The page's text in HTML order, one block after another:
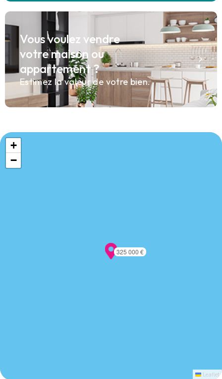
Vous voulez vendre
votre maison ou
appartement ?
Estimez la valeur de votre bien.
325 000 €
+
−
Leaflet